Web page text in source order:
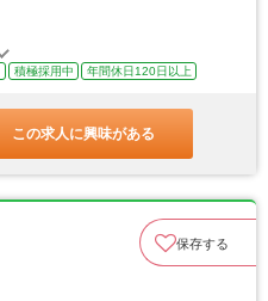
積極採用中 年間休日120日以上
この求人に興味がある
保存する